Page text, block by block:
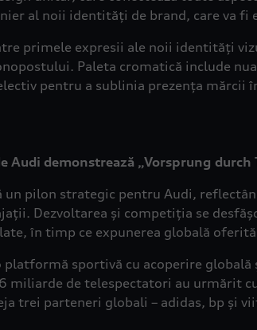
al noii identități de brand, care va
primele expresii ale noii identități
Paleta cromatică include
pentru a sublinia prezența mărcii
Audi demonstrează „Vorsprung durch
pilon strategic pentru Audi,
Dezvoltarea și competiția se
în timp ce expunerea globală
platformă sportivă cu acoperire
de telespectatori au urmărit
trei parteneri globali – adidas, bp și